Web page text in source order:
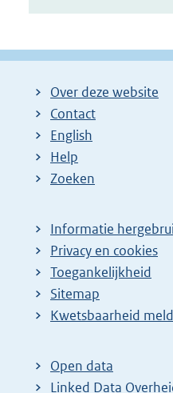
Over deze website
Contact
English
Help
Zoeken
Informatie
Privacy en cookies
Toegankelijkheid
Sitemap
E
t
e
Kwetsbaarheid
Open data
Linked Data